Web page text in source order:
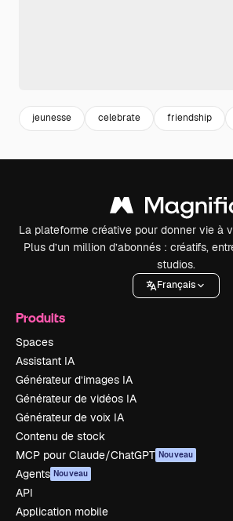
jeunesse celebrate friendship
La plateforme créative pour donner vie à
Plus d’un million d’abonnés : créatifs,
studios.
Français
Produits
Spaces
Assistant IA
Générateur d’images IA
Générateur de vidéos IA
Générateur de voix IA
Contenu de stock
MCP pour Claude/ChatGPT Nouveau
Agents Nouveau
API
Application mobile